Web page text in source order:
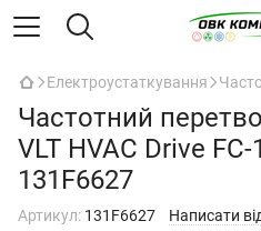
Електроустаткування
Частотний
VLT HVAC Drive
131F6627
Артикул: 131F6627 Написати